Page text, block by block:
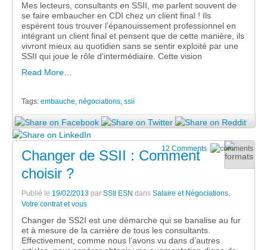
Mes lecteurs, consultants en SSII, me parlent souvent de
se faire embaucher en CDI chez un client final ! Ils
espèrent tous trouver l’épanouissement professionnel en
intégrant un client final et pensent que de cette manière, ils
vivront mieux au quotidien sans se sentir exploité par une
SSII qui joue le rôle d’intermédiaire. Cette vision
Read More…
Tags: embauche, négociations, ssii
12 Comments
Changer de SSII : Comment
choisir ?
Publié le 19/02/2013 par SSII ESN dans Salaire et Négociations,
Votre contrat et vous
Changer de SS2I est une démarche qui se banalise au fur
et à mesure de la carrière de tous les consultants.
Effectivement, comme nous l’avons vu dans d’autres